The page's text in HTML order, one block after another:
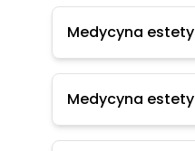
Medycyna
Medycyna